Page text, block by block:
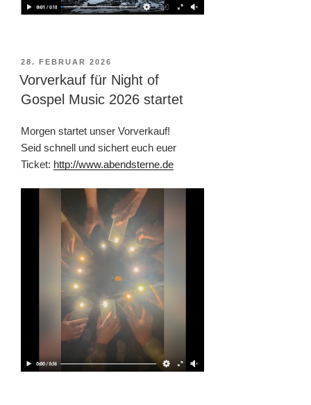
VERÖFFENTLICHT
AM
28. FEBRUAR 2026
Vorverkauf für Night of
Gospel Music 2026 startet
Morgen startet unser Vorverkauf!
Seid schnell und sichert euch euer
Ticket: http://www.abendsterne.de